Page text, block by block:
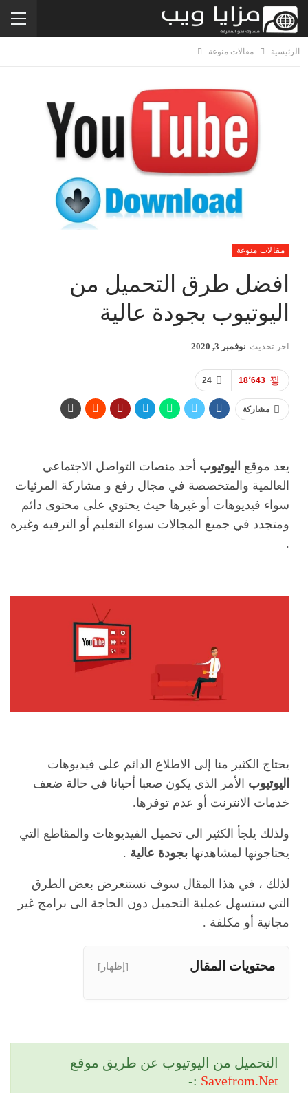
الرئيسية مقالات منوعة
مقالات منوعة
افضل طرق التحميل من
اليوتيوب بجودة عالية
اخر تحديث نوفمبر 3, 2020
24 18٬643
مشاركة
يعد موقع اليوتيوب أحد منصات التواصل الاجتماعي
العالمية والمتخصصة في مجال رفع و مشاركة المرئيات
سواء فيديوهات أو غيرها حيث يحتوي على محتوى دائم
ومتجدد في جميع المجالات سواء التعليم أو الترفيه وغيره
.
يحتاج الكثير منا إلى الاطلاع الدائم على فيديوهات
اليوتيوب الأمر الذي يكون صعبا أحيانا في حالة ضعف
خدمات الانترنت أو عدم توفرها.
ولذلك يلجأ الكثير الى تحميل الفيديوهات والمقاطع التي
يحتاجونها لمشاهدتها بجودة عالية .
لذلك ، في هذا المقال سوف نستنعرض بعض الطرق
التي ستسهل عملية التحميل دون الحاجة الى برامج غير
مجانية أو مكلفة .
محتويات المقال [إظهار]
التحميل من اليوتيوب عن طريق موقع
Savefrom.Net
:-